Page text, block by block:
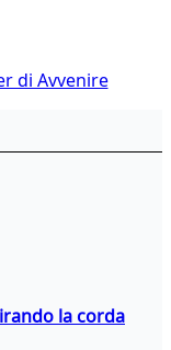
di Avvenire
la corda